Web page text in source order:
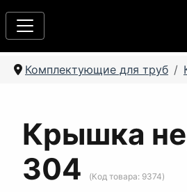
Комплектующие для труб
Крышка
304
(Код товара: 9374)